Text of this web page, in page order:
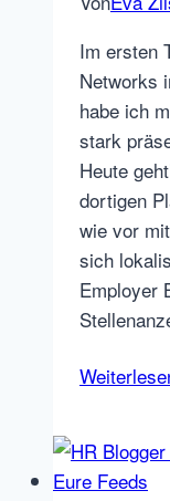
Im ersten
Networks
habe ich
stark
Heute
dortigen
wie vor
sich
Employer